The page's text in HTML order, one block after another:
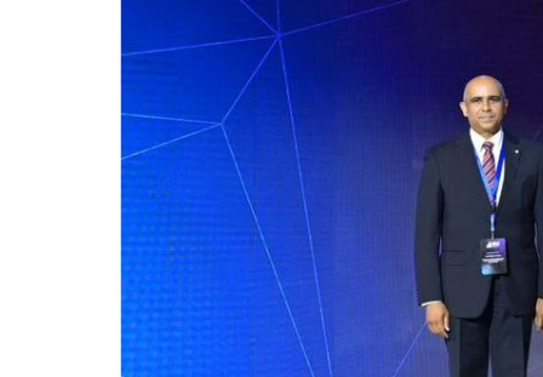
عن قطاع الدراسات العليا والبحوث
إدارة العلاقات الثقافية
المصاريف الدراسية لطلاب الدراسات العليا
البرامج الدراسية
الدكتوراة
برنامج الماجستير
برنامج الماجستير المهنى
ماجستير الأدارة المستدامة للأراضى
لوائح برامج الدراسات العليا
(الأوراق المطلوبة للتسجيل (ماجستير/ دكتوراه
التقدم للدراسات العليا إلكترونيا